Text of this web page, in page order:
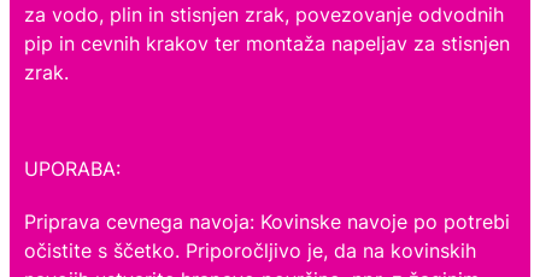
za vodo, plin in stisnjen zrak, povezovanje odvodnih
pip in cevnih krakov ter montaža napeljav za stisnjen
zrak.
UPORABA:
Priprava cevnega navoja: Kovinske navoje po potrebi
očistite s ščetko. Priporočljivo je, da na kovinskih